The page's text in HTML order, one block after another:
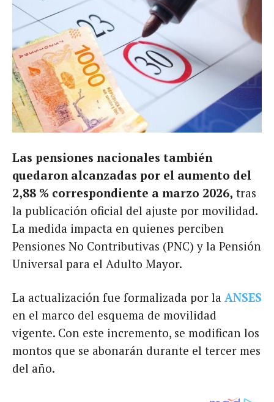
Las pensiones nacionales también
quedaron alcanzadas por el aumento del
2,88 % correspondiente a marzo 2026, tras
la publicación oficial del ajuste por movilidad.
La medida impacta en quienes perciben
Pensiones No Contributivas (PNC) y la Pensión
Universal para el Adulto Mayor.
La actualización fue formalizada por la ANSES
en el marco del esquema de movilidad
vigente. Con este incremento, se modifican los
montos que se abonarán durante el tercer mes
del año.